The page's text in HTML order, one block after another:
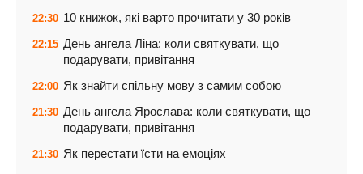
22:30 10 книжок, які варто прочитати у 30 років
22:15 День ангела Ліна: коли святкувати, що
подарувати, привітання
22:00 Як знайти спільну мову з самим собою
21:30 День ангела Ярослава: коли святкувати, що
подарувати, привітання
21:30 Як перестати їсти на емоціях